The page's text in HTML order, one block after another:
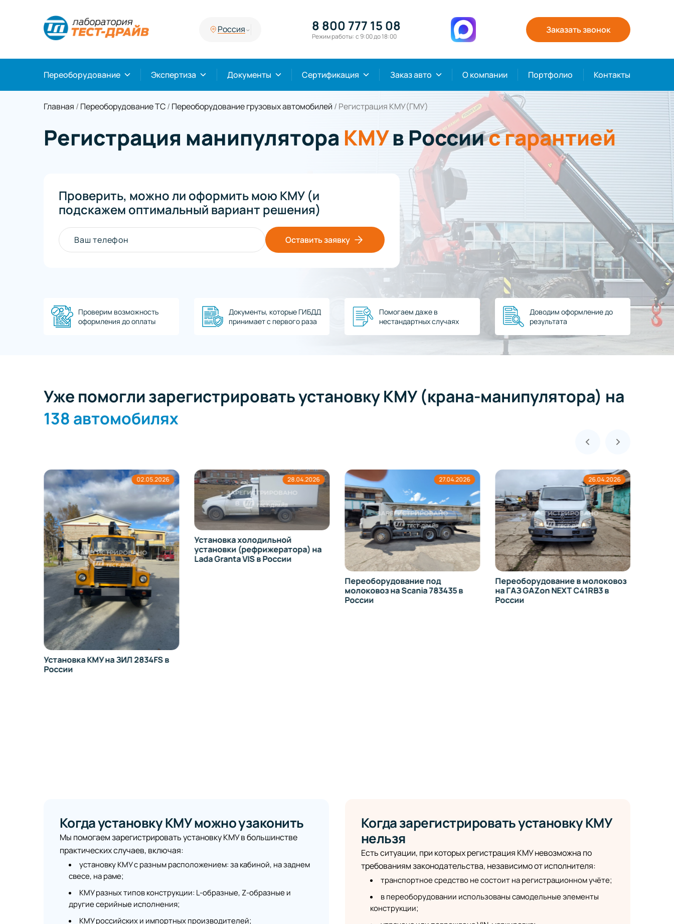
Россия 8 800 777 15 08
Режим работы: с 9:00 до 18:00
Заказать звонок
Переоборудование Экспертиза Документы Сертификация Заказ авто О компании Портфолио Контакты
Главная / Переоборудование ТС/ Переоборудование грузовых автомобилей / Регистрация КМУ(ГМУ)
Регистрация манипулятора КМУв Россиис гарантией
Проверить, можно ли оформить мою КМУ (и
подскажем оптимальный вариант решения)
Ваш телефон Оставить заявку
Проверим возможность
оформления до оплаты
Документы, которые ГИБДД
принимает с первого раза
Помогаем даже в
нестандартных случаях
Доводим оформление до
результата
Уже помогли зарегистрировать установку КМУ (крана-манипулятора) на
138 автомобилях
02.05.2026
Установка КМУ на ЗИЛ 2834FS в
России
28.04.2026
Установка холодильной
установки (рефрижератора) на
Lada Granta VIS в России
27.04.2026
Переоборудование под
молоковоз на Scania 783435 в
России
26.04.2026
Переоборудование в молоковоз
на ГАЗ GAZon NEXT C41RB3 в
России
Когда установку КМУ можно узаконить
Мы помогаем зарегистрировать установку КМУ в большинстве
практических случаев, включая:
установку КМУ с разным расположением: за кабиной, на заднем
свесе, на раме;
КМУ разных типов конструкции: L-образные, Z-образные и
другие серийные исполнения;
КМУ российских и импортных производителей;
Когда зарегистрировать установку КМУ
нельзя
Есть ситуации, при которых регистрация КМУ невозможна по
требованиям законодательства, независимо от исполнителя:
транспортное средство не состоит на регистрационном учёте;
в переоборудовании использованы самодельные элементы
конструкции;